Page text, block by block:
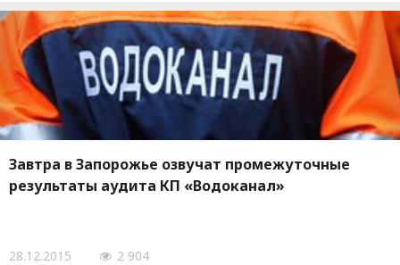
Завтра в Запорожье озвучат промежуточные
результаты аудита КП «Водоканал»
28.12.2015 2 904